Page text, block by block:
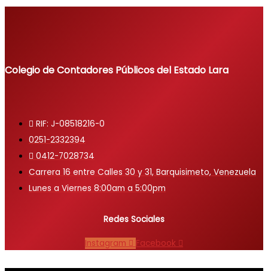
Colegio de Contadores Públicos del Estado Lara
RIF: J-08518216-0
0251-2332394
0412-7028734
Carrera 16 entre Calles 30 y 31, Barquisimeto, Venezuela
Lunes a Viernes 8:00am a 5:00pm
Redes Sociales
Instagram Facebook